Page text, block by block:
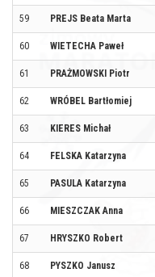
59 PREJS Beata Marta
60 WIETECHA Paweł
61 PRAŻMOWSKI Piotr
62 WRÓBEL Bartłomiej
63 KIERES Michał
64 FELSKA Katarzyna
65 PASULA Katarzyna
66 MIESZCZAK Anna
67 HRYSZKO Robert
68 PYSZKO Janusz